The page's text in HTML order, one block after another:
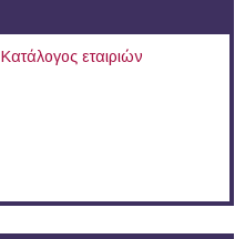
Κατάλογος εταιριών